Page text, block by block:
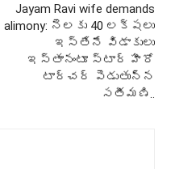
Jayam Ravi wife demands
alimony: నెలకు 40 లక్షలు
ఇస్తేనే విడాకులు
ఇస్తానంటూ స్టార్ హీరో
టార్చర్ పెడుతున్న
సతీమణి..